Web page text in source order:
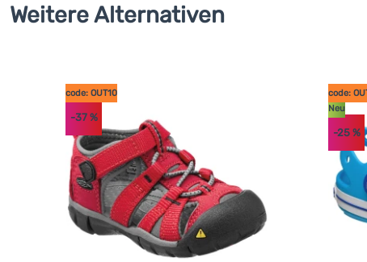
Weitere Alternativen
code: OUT10
-37%
code:
Neu
-25%